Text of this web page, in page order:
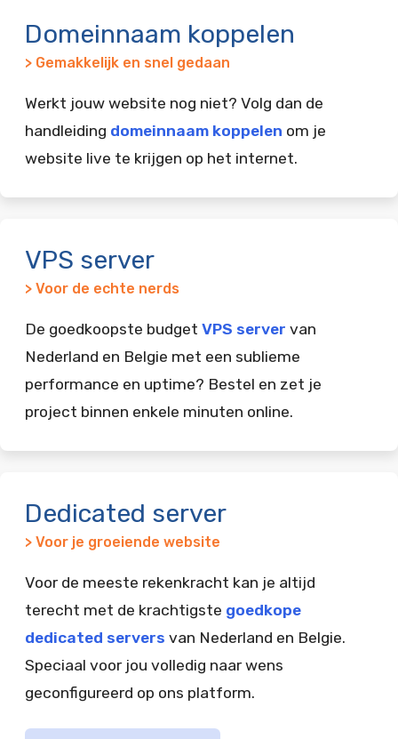
Domeinnaam koppelen
> Gemakkelijk en snel gedaan
Werkt jouw website nog niet? Volg dan de
handleiding domeinnaam koppelen om je
website live te krijgen op het internet.
VPS server
> Voor de echte nerds
De goedkoopste budget VPS server van
Nederland en Belgie met een sublieme
performance en uptime? Bestel en zet je
project binnen enkele minuten online.
Dedicated server
> Voor je groeiende website
Voor de meeste rekenkracht kan je altijd
terecht met de krachtigste goedkope
dedicated servers van Nederland en Belgie.
Speciaal voor jou volledig naar wens
geconfigureerd op ons platform.